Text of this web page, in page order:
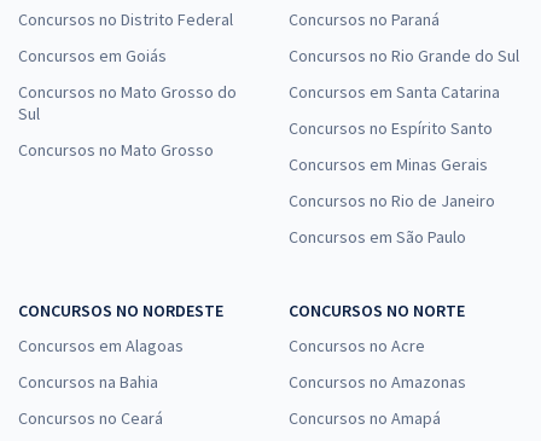
Concursos no Distrito Federal
Concursos em Goiás
Concursos no Mato Grosso do
Sul
Concursos no Mato Grosso
Concursos no Paraná
Concursos no Rio Grande do Sul
Concursos em Santa Catarina
Concursos no Espírito Santo
Concursos em Minas Gerais
Concursos no Rio de Janeiro
Concursos em São Paulo
CONCURSOS NO NORDESTE
Concursos em Alagoas
Concursos na Bahia
Concursos no Ceará
CONCURSOS NO NORTE
Concursos no Acre
Concursos no Amazonas
Concursos no Amapá